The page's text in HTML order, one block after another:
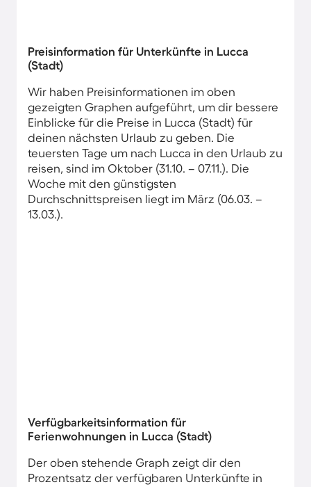
Preisinformation für Unterkünfte in Lucca
(Stadt)
Wir haben Preisinformationen im oben
gezeigten Graphen aufgeführt, um dir bessere
Einblicke für die Preise in Lucca (Stadt) für
deinen nächsten Urlaub zu geben. Die
teuersten Tage um nach Lucca in den Urlaub zu
reisen, sind im Oktober (31.10. – 07.11.). Die
Woche mit den günstigsten
Durchschnittspreisen liegt im März (06.03. –
13.03.).
Verfügbarkeitsinformation für
Ferienwohnungen in Lucca (Stadt)
Der oben stehende Graph zeigt dir den
Prozentsatz der verfügbaren Unterkünfte in